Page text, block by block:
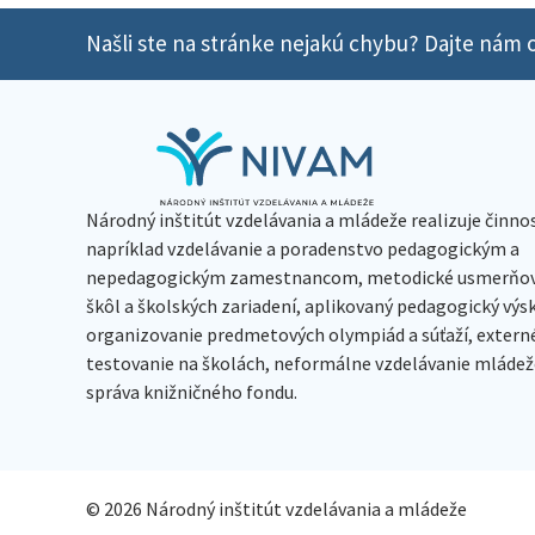
Našli ste na stránke nejakú chybu? Dajte nám
Národný inštitút vzdelávania a mládeže realizuje
napríklad vzdelávanie a poradenstvo pedagogickým a
nepedagogickým zamestnancom, metodické
škôl a školských zariadení, aplikovaný pedagogický
organizovanie predmetových olympiád a súťaží,
testovanie na školách, neformálne vzdelávanie
správa knižničného fondu.
© 2026 Národný inštitút vzdelávania a mládeže